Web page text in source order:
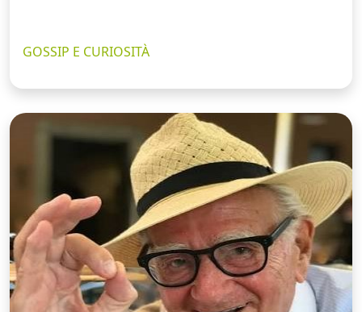
GOSSIP E CURIOSITÀ